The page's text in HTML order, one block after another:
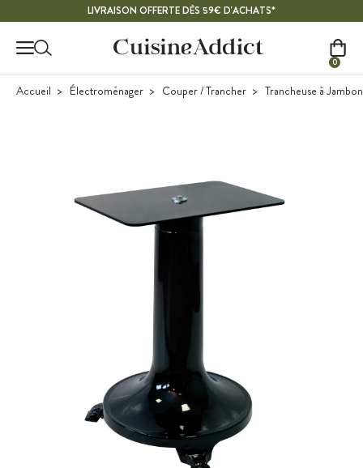
LIVRAISON OFFERTE DÈS 59€ D'ACHATS*
0
Accueil Électroménager Couper / Trancher Trancheuse à Jambon